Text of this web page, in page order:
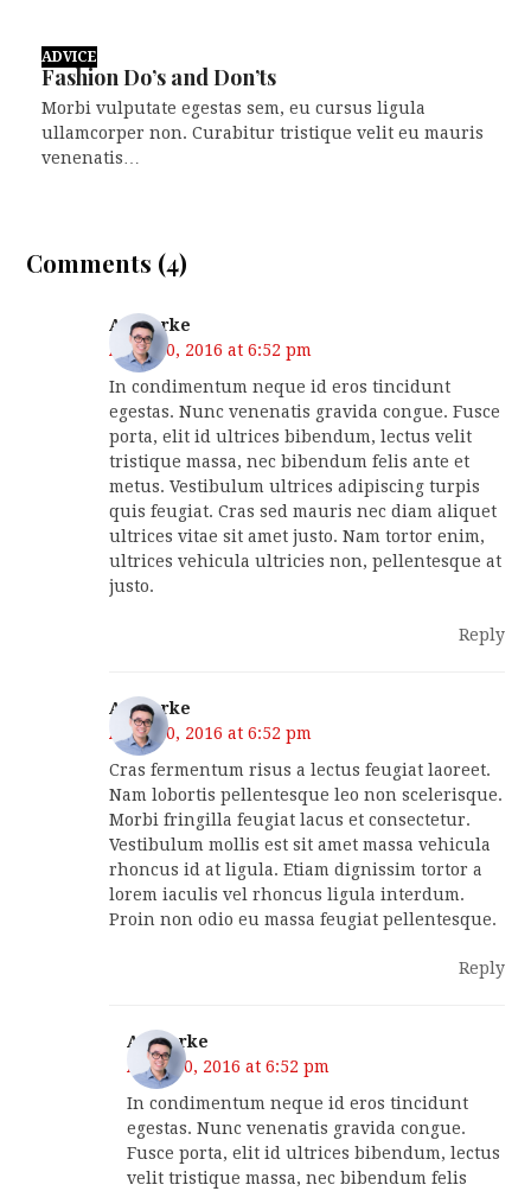
ADVICE
Fashion Do’s and Don’ts
Morbi vulputate egestas sem, eu cursus ligula
ullamcorper non. Curabitur tristique velit eu mauris
venenatis…
Comments (4)
AJ Clarke
April 10, 2016 at 6:52 pm
In condimentum neque id eros tincidunt
egestas. Nunc venenatis gravida congue. Fusce
porta, elit id ultrices bibendum, lectus velit
tristique massa, nec bibendum felis ante et
metus. Vestibulum ultrices adipiscing turpis
quis feugiat. Cras sed mauris nec diam aliquet
ultrices vitae sit amet justo. Nam tortor enim,
ultrices vehicula ultricies non, pellentesque at
justo.
Reply
AJ Clarke
April 10, 2016 at 6:52 pm
Cras fermentum risus a lectus feugiat laoreet.
Nam lobortis pellentesque leo non scelerisque.
Morbi fringilla feugiat lacus et consectetur.
Vestibulum mollis est sit amet massa vehicula
rhoncus id at ligula. Etiam dignissim tortor a
lorem iaculis vel rhoncus ligula interdum.
Proin non odio eu massa feugiat pellentesque.
Reply
AJ Clarke
April 10, 2016 at 6:52 pm
In condimentum neque id eros tincidunt
egestas. Nunc venenatis gravida congue.
Fusce porta, elit id ultrices bibendum, lectus
velit tristique massa, nec bibendum felis